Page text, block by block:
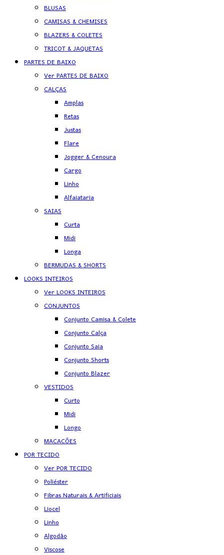
BLUSAS
CAMISAS & CHEMISES
BLAZERS & COLETES
TRICOT & JAQUETAS
PARTES DE BAIXO
Ver PARTES DE BAIXO
CALÇAS
Amplas
Retas
Justas
Flare
Jogger & Cenoura
Cargo
Linho
Alfaiataria
SAIAS
Curta
Midi
Longa
BERMUDAS & SHORTS
LOOKS INTEIROS
Ver LOOKS INTEIROS
CONJUNTOS
Conjunto Camisa & Colete
Conjunto Calça
Conjunto Saia
Conjunto Shorts
Conjunto Blazer
VESTIDOS
Curto
Midi
Longo
MACACÕES
POR TECIDO
Ver POR TECIDO
Poliéster
Fibras Naturais & Artificiais
Liocel
Linho
Algodão
Viscose